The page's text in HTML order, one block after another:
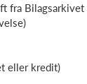
fra
eller kredit)